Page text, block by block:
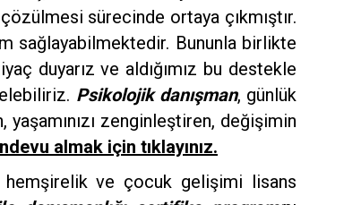
sürecinde ortaya çıkmıştır.
sağlayabilmektedir. Bununla birlikte
duyarız ve aldığımız bu destekle
Psikolojik danışman, günlük
yaşamınızı zenginleştiren, değişimin
almak için tıklayınız.
hemşirelik ve çocuk gelişimi lisans